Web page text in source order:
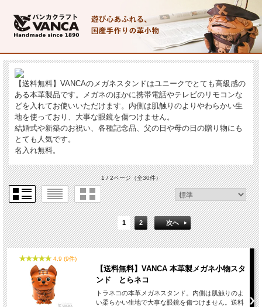
【送料無料】VANCAのメガネスタンドはユニークでとても高級感の
ある本革製品です。メガネのほかに携帯電話やテレビのリモコンな
どを入れてお使いいただけます。内側は肌触りのよりやわらかい生
地を使っており、大事な眼鏡を傷つけません。
結婚式や新築のお祝い、各種記念品、父の日や母の日の贈り物にも
とても人気です。
名入れ無料。
1 / 2ページ（全30件）
1 2 次へ
4.9 (9件)
【送料無料】VANCA 本革製メガネ小物スタ
ンド とらネコ
トラネコの本革メガネスタンド。内側は肌触りのよ
い柔らかい生地で大事な眼鏡を傷つけません。送料